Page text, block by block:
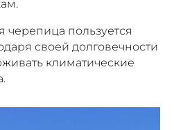
черепица пользуется
своей долговечности
климатические